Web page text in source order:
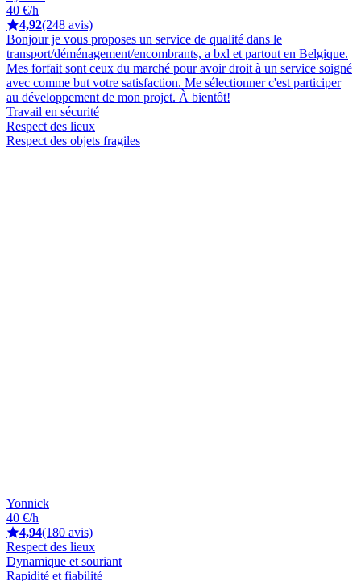
40 €/h
4,92(248 avis)
Bonjour je vous proposes un service de qualité dans le
transport/déménagement/encombrants, a bxl et partout en Belgique.
Mes forfait sont ceux du marché pour avoir droit à un service soigné
avec comme but votre satisfaction. Me sélectionner c'est participer
au développement de mon projet. À bientôt!
Travail en sécurité
Respect des lieux
Respect des objets fragiles
Yonnick
40 €/h
4,94(180 avis)
Respect des lieux
Dynamique et souriant
Rapidité et fiabilité